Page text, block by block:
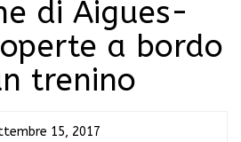
di Aigues-
a bordo
trenino
15, 2017